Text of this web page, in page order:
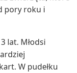
pory roku i
lat. Młodsi
W pudełku